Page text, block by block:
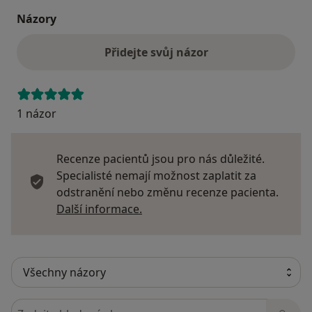
Názory
Přidejte svůj názor
1 názor
Recenze pacientů jsou pro nás důležité.
Specialisté nemají možnost zaplatit za
odstranění nebo změnu recenze pacienta.
Další informace.
Hledejte v názorech